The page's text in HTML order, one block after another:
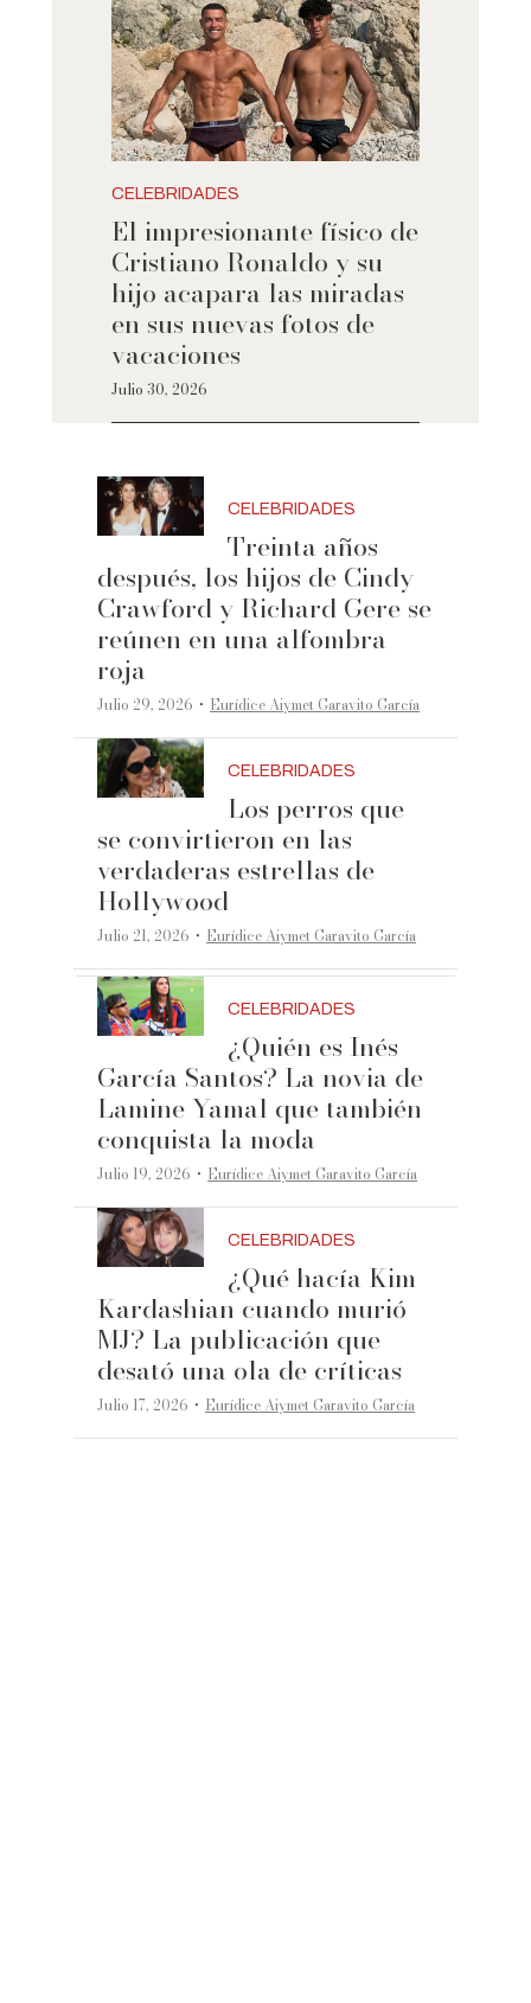
CELEBRIDADES
El impresionante físico de
Cristiano Ronaldo y su
hijo acapara las miradas
en sus nuevas fotos de
vacaciones
Julio 30, 2026
CELEBRIDADES
Treinta años
después, los hijos de Cindy
Crawford y Richard Gere se
reúnen en una alfombra
roja
Julio 29, 2026 ·Eurídice Aiymet Garavito García
CELEBRIDADES
Los perros que
se convirtieron en las
verdaderas estrellas de
Hollywood
Julio 21, 2026 ·Eurídice Aiymet Garavito García
CELEBRIDADES
¿Quién es Inés
García Santos? La novia de
Lamine Yamal que también
conquista la moda
Julio 19, 2026 ·Eurídice Aiymet Garavito García
CELEBRIDADES
¿Qué hacía Kim
Kardashian cuando murió
MJ? La publicación que
desató una ola de críticas
Julio 17, 2026 ·Eurídice Aiymet Garavito García